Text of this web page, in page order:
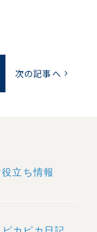
次の記事へ chevron_right
役立ち情報